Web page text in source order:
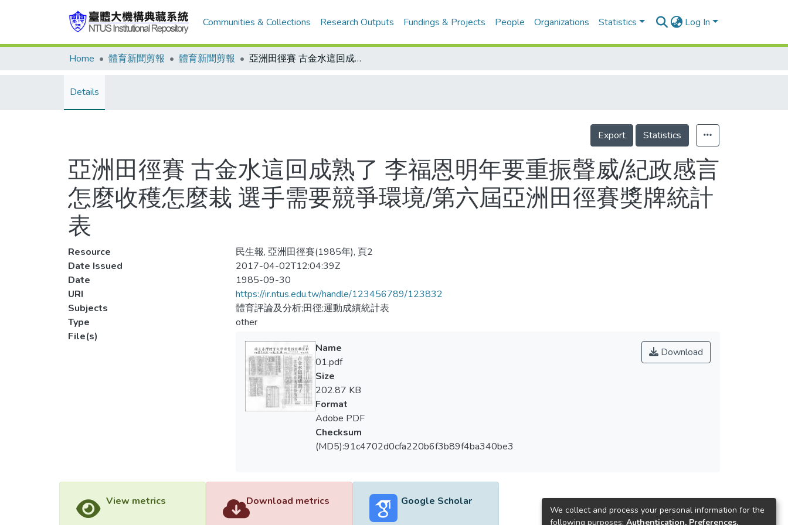
Communities & Collections Research Outputs Fundings & Projects People Organizations Statistics Log In
Home 體育新聞剪報 體育新聞剪報 亞洲田徑賽 古金水這回成熟了 李福恩明年要重振聲威/紀政感言 怎麼收穫怎麼栽 選手需要競爭環境/第六屆亞洲田徑賽獎牌統計表
Details
Export Statistics
亞洲田徑賽 古金水這回成熟了 李福恩明年要重振聲威/紀政感言
怎麼收穫怎麼栽 選手需要競爭環境/第六屆亞洲田徑賽獎牌統計
表
Resource
民生報, 亞洲田徑賽(1985年), 頁2
Date Issued
2017-04-02T12:04:39Z
Date
1985-09-30
URI
https://ir.ntus.edu.tw/handle/123456789/123832
Subjects
體育評論及分析;田徑;運動成績統計表
Type
other
File(s)
Download
Name
01.pdf
Size
202.87 KB
Format
Adobe PDF
Checksum
(MD5):91c4702d0cfa220b6f3b89f4ba340be3
View metrics Download metrics Google Scholar
We collect and process your personal information for the
following purposes: Authentication, Preferences,